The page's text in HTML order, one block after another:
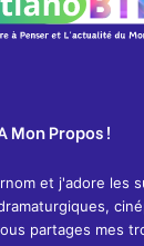
Mon Propos !
et j'adore les
partages mes